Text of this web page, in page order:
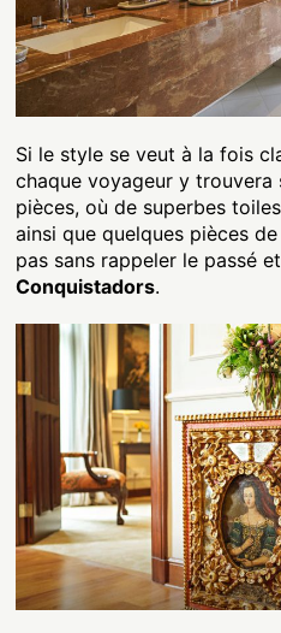
Si le style se veut à la fois
chaque voyageur y
pièces, où de superbes
ainsi que quelques pièces
pas sans rappeler le passé
Conquistadors.